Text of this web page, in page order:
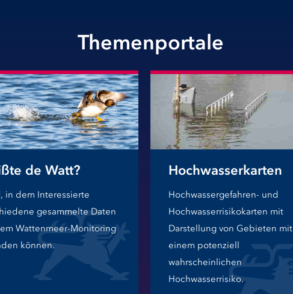
Themenportale
de Watt?
in dem Interessierte
gesammelte Daten
Wattenmeer-Monitoring
können.
Hochwasserkarten
Hochwassergefahren- und
Hochwasserrisikokarten mit
Darstellung von Gebieten mit
einem potenziell
wahrscheinlichen
Hochwasserrisiko.